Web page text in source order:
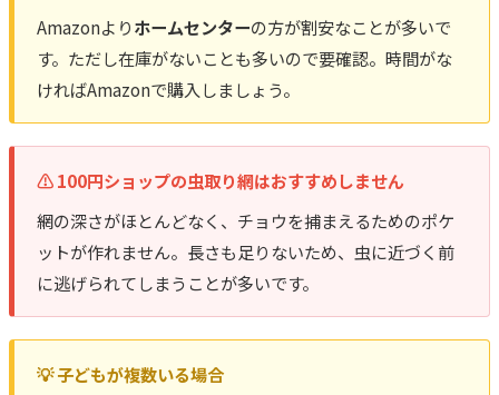
Amazonよりホームセンターの方が割安なことが多いで
す。ただし在庫がないことも多いので要確認。時間がな
ければAmazonで購入しましょう。
⚠️ 100円ショップの虫取り網はおすすめしません
網の深さがほとんどなく、チョウを捕まえるためのポケ
ットが作れません。長さも足りないため、虫に近づく前
に逃げられてしまうことが多いです。
💡 子どもが複数いる場合